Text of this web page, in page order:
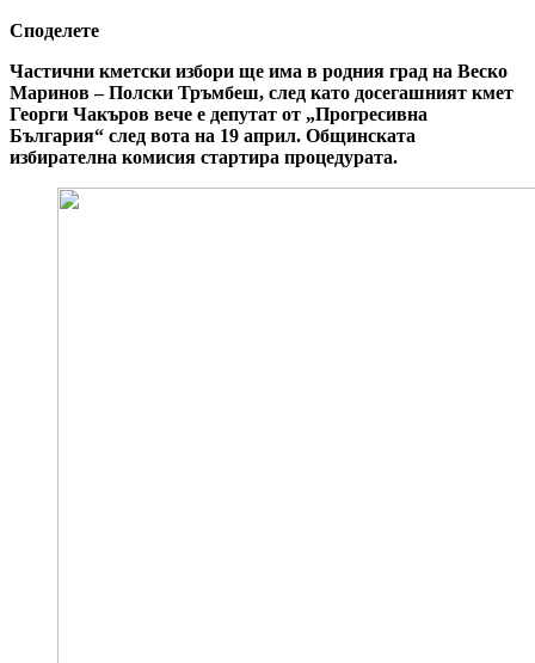
Споделете
Частични кметски избори ще има в родния град на Веско
Маринов – Полски Тръмбеш, след като досегашният кмет
Георги Чакъров вече е депутат от „Прогресивна
България“ след вота на 19 април. Общинската
избирателна комисия стартира процедурата.